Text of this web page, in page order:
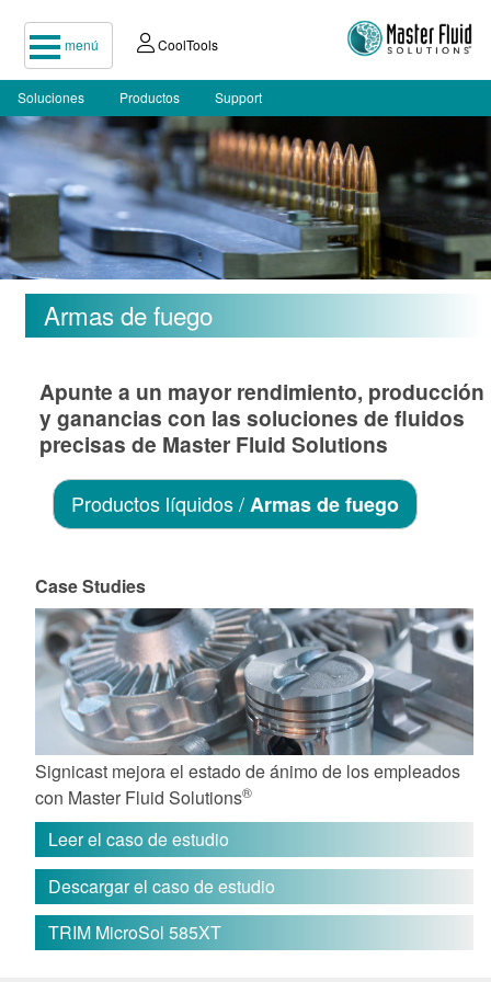
menú CoolTools
Soluciones Productos Support
Armas de fuego
Apunte a un mayor rendimiento, producción
y ganancias con las soluciones de fluidos
precisas de Master Fluid Solutions
Productos líquidos /Armas de fuego
Case Studies
Signicast mejora el estado de ánimo de los empleados
con Master Fluid Solutions®
Leer el caso de estudio
Descargar el caso de estudio
TRIM MicroSol 585XT